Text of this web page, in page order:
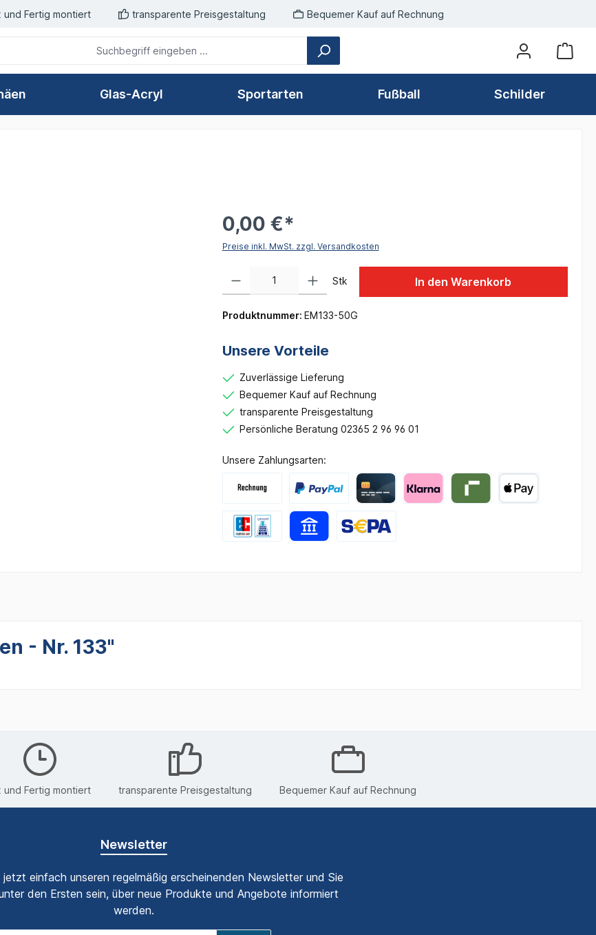
und Fertig montiert transparente Preisgestaltung Bequemer Kauf auf Rechnung
Glas-Acryl Sportarten Fußball Schilder
0,00 €*
Preise inkl. MwSt. zzgl. Versandkosten
Stk In den Warenkorb
Produktnummer: EM133-50G
Unsere Vorteile
Zuverlässige Lieferung
Bequemer Kauf auf Rechnung
transparente Preisgestaltung
Persönliche Beratung 02365 2 96 96 01
Unsere Zahlungsarten:
- Nr. 133"
und Fertig montiert transparente Preisgestaltung Bequemer Kauf auf Rechnung
Newsletter
jetzt einfach unseren regelmäßig erscheinenden Newsletter und Sie
den Ersten sein, über neue Produkte und Angebote informiert
werden.